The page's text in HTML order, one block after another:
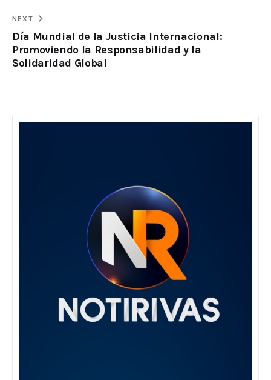
NEXT
Día Mundial de la Justicia Internacional:
Promoviendo la Responsabilidad y la
Solidaridad Global